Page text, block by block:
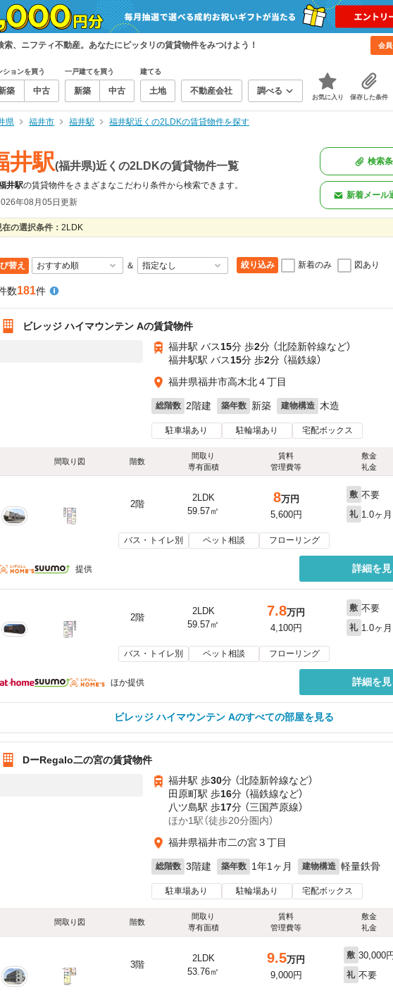
、ニフティ不動産。あなたにピッタリの賃貸物件をみつけよう！ 会
ションを買う
築 中古
一戸建てを買う
新築 中古
建てる
土地 不動産会社 調べる
お気に入り 保存した条件
県 福井市 福井駅 福井駅近くの2LDKの賃貸物件を探す
井駅(福井県)近くの2LDKの賃貸物件一覧
井駅の賃貸物件をさまざまなこだわり条件から検索できます。
年08月05日更新
検索
新着メール
在の選択条件： 2LDK
替え ＆ 絞り込み 新着のみ 図あり
数181件
ビレッジ ハイマウンテン Aの賃貸物件
福井駅 バス15分 歩2分 （北陸新幹線など）
福井駅駅 バス15分 歩2分 （福鉄線）
福井県福井市高木北４丁目
総階数 2階建 築年数 新築 建物構造 木造
駐車場あり 駐輪場あり 宅配ボックス
間取り図 階数
間取り
専有面積
賃料
管理費等
敷金
礼金
2階
2LDK
59.57㎡
8万円
5,600円
敷 不要
礼 1.0ヶ月
バス・トイレ別 ペット相談 フローリング
提供 詳細を見
2階
2LDK
59.57㎡
7.8万円
4,100円
敷 不要
礼 1.0ヶ月
バス・トイレ別 ペット相談 フローリング
ほか提供 詳細を見
ビレッジ ハイマウンテン Aのすべての部屋を見る
DーRegalo二の宮の賃貸物件
福井駅 歩30分 （北陸新幹線など）
田原町駅 歩16分 （福鉄線など）
八ツ島駅 歩17分 （三国芦原線）
ほか1駅（徒歩20分圏内）
福井県福井市二の宮３丁目
総階数 3階建 築年数 1年1ヶ月 建物構造 軽量鉄骨
駐車場あり 駐輪場あり 宅配ボックス
間取り図 階数
間取り
専有面積
賃料
管理費等
敷金
礼金
3階
2LDK
53.76㎡
9.5万円
9,000円
敷 30,000
礼 不要